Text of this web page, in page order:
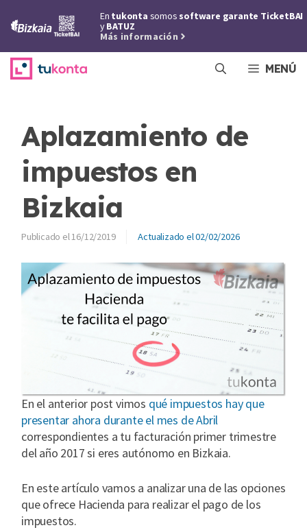
En tukonta somos software garante TicketBAI
yBATUZ
Más información
MENÚ
Aplazamiento de
impuestos en
Bizkaia
02/02/2026
16/12/2019
En el anterior post vimos qué impuestos hay que
presentar ahora durante el mes de Abril
correspondientes a tu facturación primer trimestre
del año 2017 si eres autónomo en Bizkaia.
En este artículo vamos a analizar una de las opciones
que ofrece Hacienda para realizar el pago de los
impuestos.